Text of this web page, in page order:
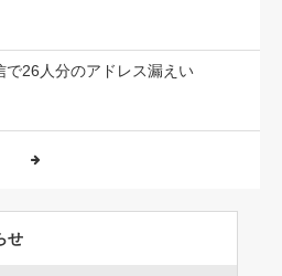
26人分のアドレス漏えい
せ